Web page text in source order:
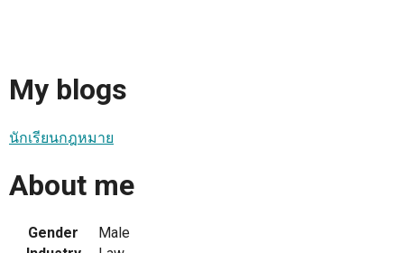
My blogs
นักเรียนกฎหมาย
About me
Gender
Male